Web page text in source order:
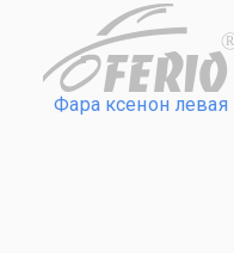
R
Фара ксенон левая